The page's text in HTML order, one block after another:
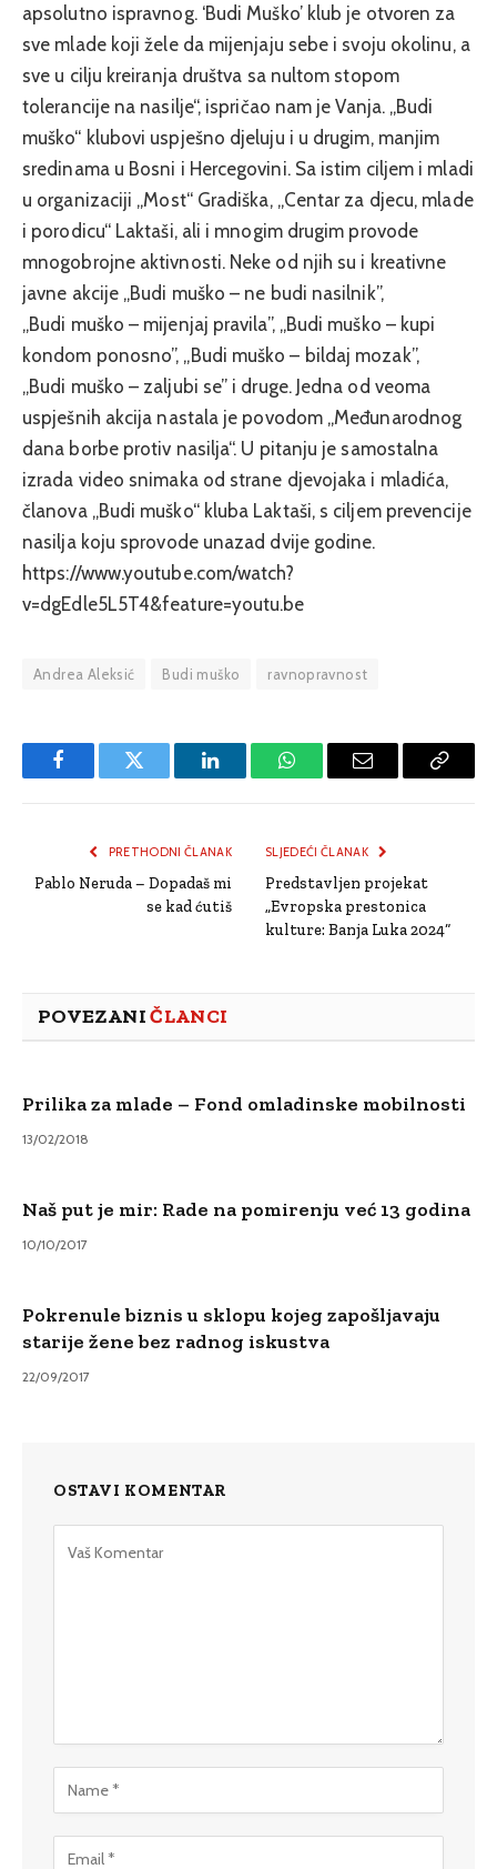
apsolutno ispravnog. ‘Budi Muško’ klub je otvoren za
sve mlade koji žele da mijenjaju sebe i svoju okolinu, a
sve u cilju kreiranja društva sa nultom stopom
tolerancije na nasilje“, ispričao nam je Vanja. „Budi
muško“ klubovi uspješno djeluju i u drugim, manjim
sredinama u Bosni i Hercegovini. Sa istim ciljem i mladi
u organizaciji „Most“ Gradiška, „Centar za djecu, mlade
i porodicu“ Laktaši, ali i mnogim drugim provode
mnogobrojne aktivnosti. Neke od njih su i kreativne
javne akcije „Budi muško – ne budi nasilnik”,
„Budi muško – mijenjaj pravila”, „Budi muško – kupi
kondom ponosno”, „Budi muško – bildaj mozak”,
„Budi muško – zaljubi se” i druge. Jedna od veoma
uspješnih akcija nastala je povodom „Međunarodnog
dana borbe protiv nasilja“. U pitanju je samostalna
izrada video snimaka od strane djevojaka i mladića,
članova „Budi muško“ kluba Laktaši, s ciljem prevencije
nasilja koju sprovode unazad dvije godine.
https://www.youtube.com/watch?
v=dgEdle5L5T4&feature=youtu.be
Andrea Aleksić Budi muško ravnopravnost
FacebookTwitter LinkedInWhatsAppEmail
Copy
PRETHODNI ČLANAK
Pablo Neruda – Dopadaš mi
se kad ćutiš
SLJEDEĆI ČLANAK
Predstavljen projekat
„Evropska prestonica
kulture: Banja Luka 2024“
POVEZANIČLANCI
Prilika za mlade – Fond omladinske mobilnosti
13/02/2018
Naš put je mir: Rade na pomirenju već 13 godina
10/10/2017
Pokrenule biznis u sklopu kojeg zapošljavaju
starije žene bez radnog iskustva
22/09/2017
OSTAVI KOMENTAR